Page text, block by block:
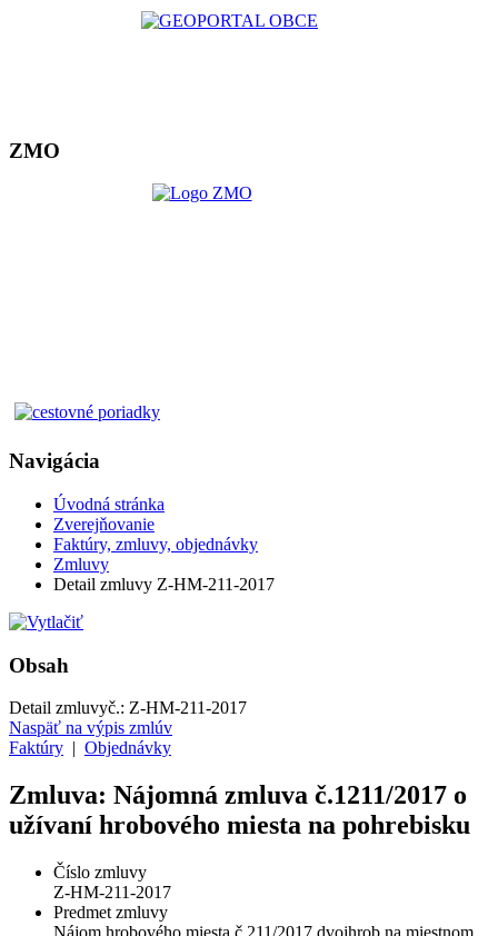
ZMO
Navigácia
Úvodná stránka
Zverejňovanie
Faktúry, zmluvy, objednávky
Zmluvy
Detail zmluvy Z-HM-211-2017
Obsah
Detail zmluvyč.: Z-HM-211-2017
Naspäť na výpis zmlúv
Faktúry | Objednávky
Zmluva: Nájomná zmluva č.1211/2017 o
užívaní hrobového miesta na pohrebisku
Číslo zmluvy
Z-HM-211-2017
Predmet zmluvy
Nájom hrobového miesta č.211/2017 dvojhrob na miestnom